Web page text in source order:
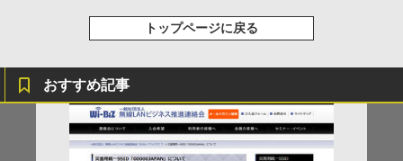
トップページに戻る
おすすめ記事